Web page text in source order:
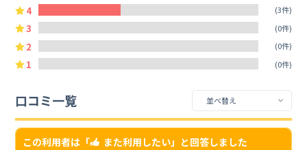
4 (3件)
3 (0件)
2 (0件)
1 (0件)
口コミ一覧
この利用者は「 また利用したい」と回答しました